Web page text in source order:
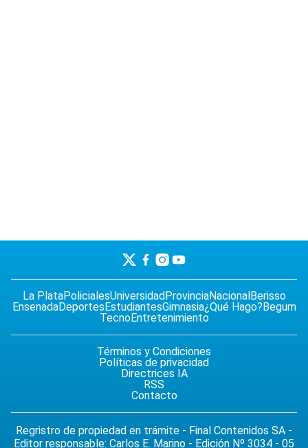
La PlataPolicialesUniversidadProvinciaNacionalBerisso
EnsenadaDeportesEstudiantesGimnasia¿Qué Hago?Begum
TecnoEntretenimiento
Términos y Condiciones
Políticas de privacidad
Directrices IA
RSS
Contacto
Regristro de propiedad en trámite - Final Contenidos SA -
Editor responsable: Carlos E. Marino - Edición Nº 3034 - 05